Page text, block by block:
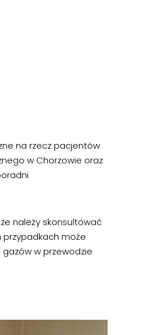
na rzecz pacjentów
w Chorzowie oraz
należy skonsultować
przypadkach może
w przewodzie